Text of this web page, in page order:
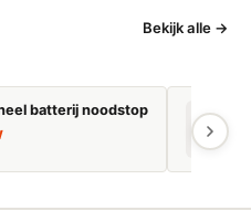
Bekijk alle →
batterij noodstop